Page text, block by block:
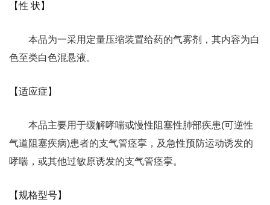
【性 状】
本品为一采用定量压缩装置给药的气雾剂，其内容为白
色至类白色混悬液。
【适应症】
本品主要用于缓解哮喘或慢性阻塞性肺部疾患(可逆性
气道阻塞疾病)患者的支气管痉挛，及急性预防运动诱发的
哮喘，或其他过敏原诱发的支气管痉挛。
【规格型号】